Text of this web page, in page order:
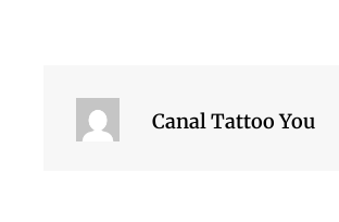
Canal Tattoo You